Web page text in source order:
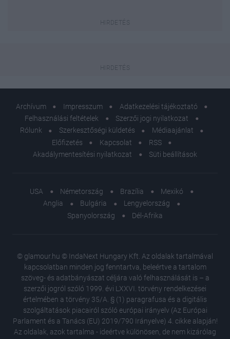
Archívum Impresszum
Adatkezelési tájékoztató
Felhasználási feltételek
Szerzői jogi nyilatkozat
Rólunk
Szerkesztőségi küldetés
Médiaajánlat
Előfizetés
Kapcsolat
RSS
Akadálymentesítési nyilatkozat
Süti beállítások
USA Németország Brazília
Mexikó
Anglia
Bulgária
Lengyelország
Spanyolország
Dél-Afrika
© glamour.hu © IndaNext Hungary Kft. Az oldalak tartalmával
kapcsolatban minden jog fenntartva, beleértve a tartalom
szöveg- és adatbányászat céljára való felhasználását is – a
szerzői jogról szóló 1999. évi LXXVI. törvény rendelkezései
értelmében a törvény 35/A. § (1) paragrafusa és a digitális
szolgáltatások piacairól szóló európai irányelv (Az Európai
Parlament és a Tanács (EU) 2019/790 Irányelve) 4. cikke alapján!
Az oldalak, azok tartalma - ideértve különösen, de nem kizárólag